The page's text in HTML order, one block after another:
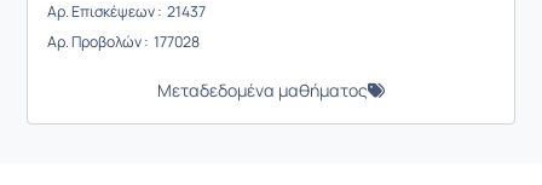
Αρ. Επισκέψεων : 21437
Αρ. Προβολών : 177028
Μεταδεδομένα μαθήματος